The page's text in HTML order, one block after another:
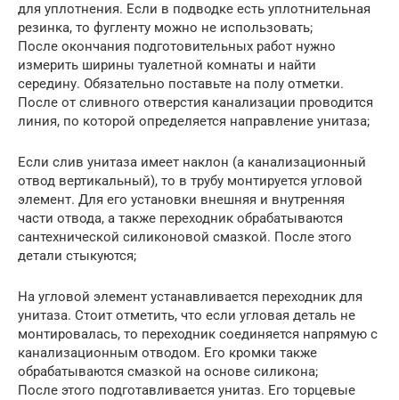
для уплотнения. Если в подводке есть уплотнительная
резинка, то фугленту можно не использовать;
После окончания подготовительных работ нужно
измерить ширины туалетной комнаты и найти
середину. Обязательно поставьте на полу отметки.
После от сливного отверстия канализации проводится
линия, по которой определяется направление унитаза;
Если слив унитаза имеет наклон (а канализационный
отвод вертикальный), то в трубу монтируется угловой
элемент. Для его установки внешняя и внутренняя
части отвода, а также переходник обрабатываются
сантехнической силиконовой смазкой. После этого
детали стыкуются;
На угловой элемент устанавливается переходник для
унитаза. Стоит отметить, что если угловая деталь не
монтировалась, то переходник соединяется напрямую с
канализационным отводом. Его кромки также
обрабатываются смазкой на основе силикона;
После этого подготавливается унитаз. Его торцевые